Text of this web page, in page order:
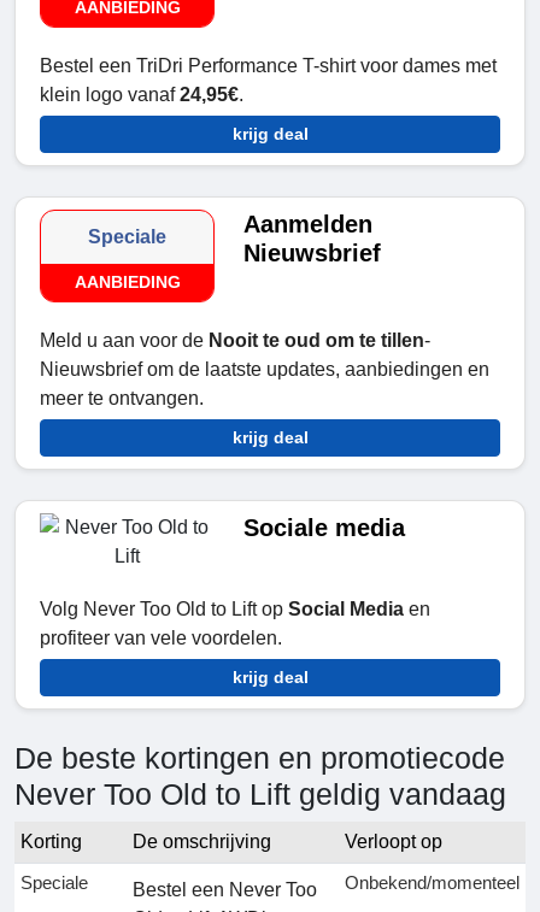
AANBIEDING
Bestel een TriDri Performance T-shirt voor dames met
klein logo vanaf24,95€.
krijg deal
Speciale
AANBIEDING
Aanmelden
Nieuwsbrief
Meld u aan voor de Nooit te oud om te tillen-
Nieuwsbrief om de laatste updates, aanbiedingen en
meer te ontvangen.
krijg deal
Sociale media
Volg Never Too Old to Lift op Social Media en
profiteer van vele voordelen.
krijg deal
De beste kortingen en promotiecode
Never Too Old to Lift geldig vandaag
Korting De omschrijving
Verloopt op
Speciale
Bestel een Never Too
Onbekend/momenteel